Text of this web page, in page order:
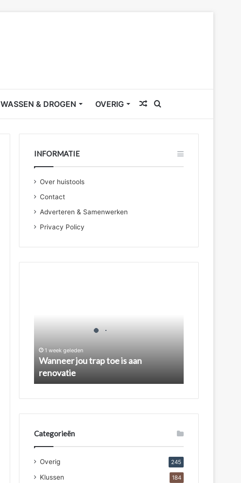
WASSEN & DROGEN OVERIG
naar
Willekeurig
artikel
INFORMATIE
Over huistools
Contact
Adverteren & Samenwerken
Privacy Policy
1 week geleden
Wanneer jou trap toe is aan
renovatie
Categorieën
Overig 245
Klussen 184